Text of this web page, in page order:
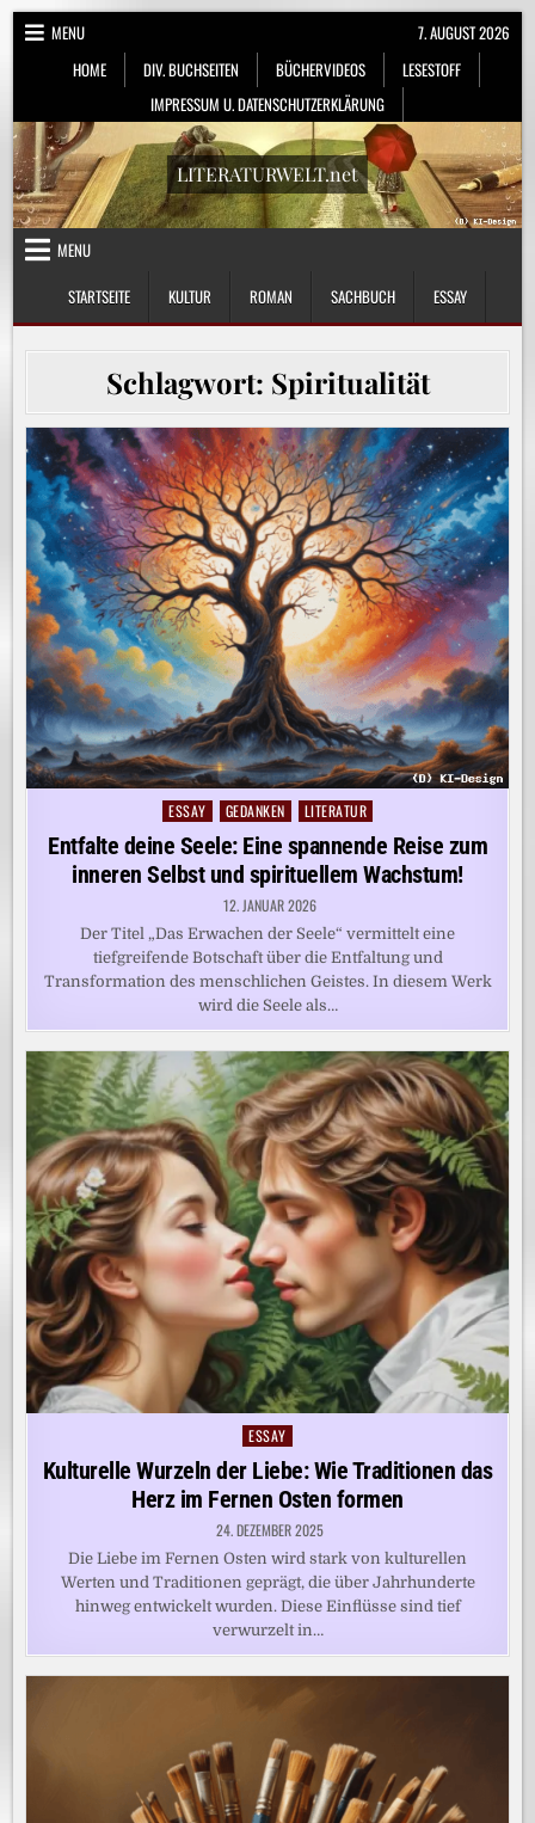
Skip
MENU
HOME
DIV. BUCHSEITEN BÜCHERVIDEOS
LESESTOFF
IMPRESSUM U. DATENSCHUTZERKLÄRUNG
7. AUGUST 2026
LITERATURWELT.net
MENU
STARTSEITE
KULTUR ROMAN SACHBUCH ESSAY
Schlagwort: Spiritualität
Posted
ESSAY GEDANKEN LITERATUR
Entfalte deine Seele: Eine spannende Reise zum
inneren Selbst und spirituellem Wachstum!
12. JANUAR 2026
Der Titel „Das Erwachen der Seele“ vermittelt eine
tiefgreifende Botschaft über die Entfaltung und
Transformation des menschlichen Geistes. In diesem Werk
wird die Seele als…
Posted
in
ESSAY
Kulturelle Wurzeln der Liebe: Wie Traditionen das
Herz im Fernen Osten formen
24. DEZEMBER 2025
Die Liebe im Fernen Osten wird stark von kulturellen
Werten und Traditionen geprägt, die über Jahrhunderte
hinweg entwickelt wurden. Diese Einflüsse sind tief
verwurzelt in…